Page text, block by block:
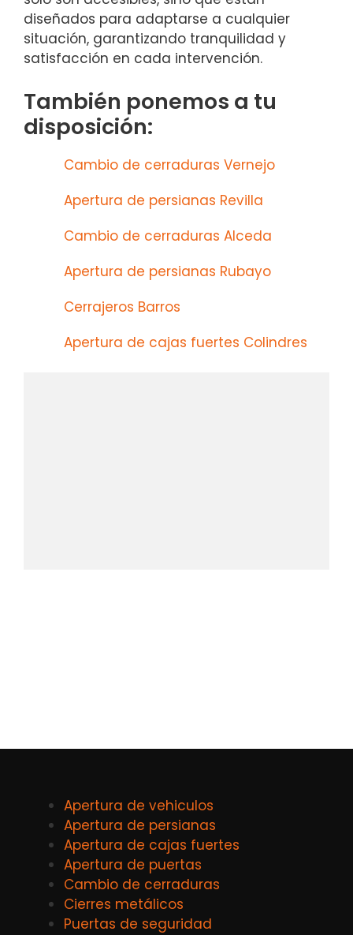
diseñados para adaptarse a cualquier
situación, garantizando tranquilidad y
satisfacción en cada intervención.
También ponemos a tu
disposición:
Cambio de cerraduras Vernejo
Apertura de persianas Revilla
Cambio de cerraduras Alceda
Apertura de persianas Rubayo
Cerrajeros Barros
Apertura de cajas fuertes Colindres
Apertura de vehiculos
Apertura de persianas
Apertura de cajas fuertes
Apertura de puertas
Cambio de cerraduras
Cierres metálicos
Puertas de seguridad